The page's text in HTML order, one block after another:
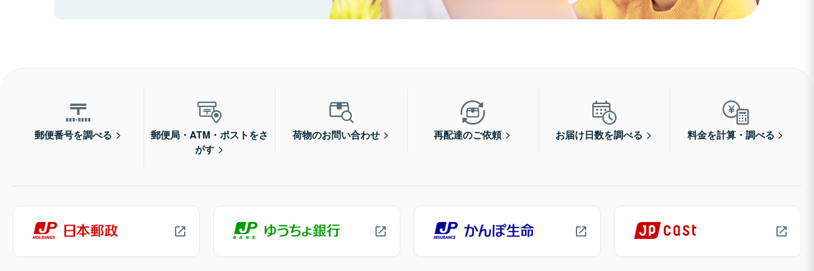
郵便番号を調べる
郵便局・ATM・ポストをさ
がす
荷物のお問い合わせ 再配達のご依頼 お届け日数を調べる 料金を計算・調べる